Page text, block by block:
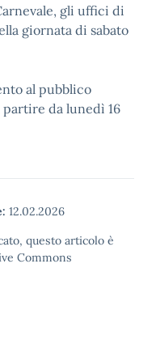
gli uffici di
giornata di sabato
al pubblico
da lunedì 16
12.02.2026
questo articolo è
Commons